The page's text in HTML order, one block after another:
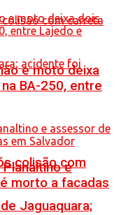
colisão com
Jaguaquara;
e moto deixa
BA-250, entre
e
morto a facadas